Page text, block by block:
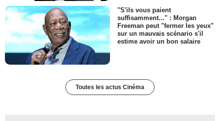
"S'ils vous paient
suffisamment..." : Morgan
Freeman peut "fermer les yeux"
sur un mauvais scénario s'il
estime avoir un bon salaire
Toutes les actus Cinéma